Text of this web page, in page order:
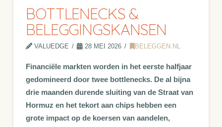
BOTTLENECKS &
BELEGGINGSKANSEN
VALUEDGE 28 MEI 2026 BELEGGEN.NL
Financiële markten worden in het eerste halfjaar
gedomineerd door twee bottlenecks. De al bijna
drie maanden durende sluiting van de Straat van
Hormuz en het tekort aan chips hebben een
grote impact op de koersen van aandelen,